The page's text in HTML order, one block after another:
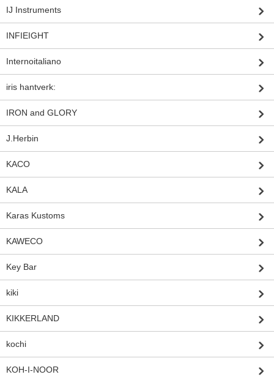
IJ Instruments
INFIEIGHT
Internoitaliano
iris hantverk:
IRON and GLORY
J.Herbin
KACO
KALA
Karas Kustoms
KAWECO
Key Bar
kiki
KIKKERLAND
kochi
KOH-I-NOOR